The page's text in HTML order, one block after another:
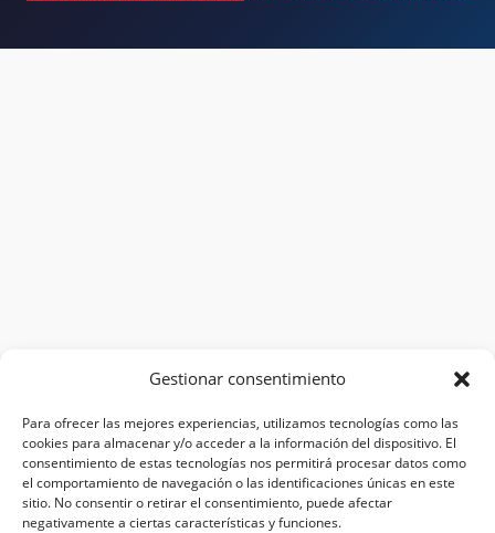
Gestionar consentimiento
Para ofrecer las mejores experiencias, utilizamos tecnologías como las
cookies para almacenar y/o acceder a la información del dispositivo. El
consentimiento de estas tecnologías nos permitirá procesar datos como
el comportamiento de navegación o las identificaciones únicas en este
sitio. No consentir o retirar el consentimiento, puede afectar
negativamente a ciertas características y funciones.